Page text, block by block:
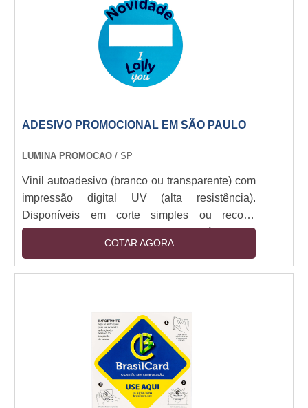
ADESIVO PROMOCIONAL EM SÃO PAULO
LUMINA PROMOCAO / SP
Vinil autoadesivo (branco ou transparente) com
impressão digital UV (alta resistência).
Disponíveis em corte simples ou recorte
especial (plotter). Camada removível sem
resíduos. Resistência a intempéries (6+ meses
outdoor). Espessuras: 80-150 micra. Aplicação
COTAR AGORA